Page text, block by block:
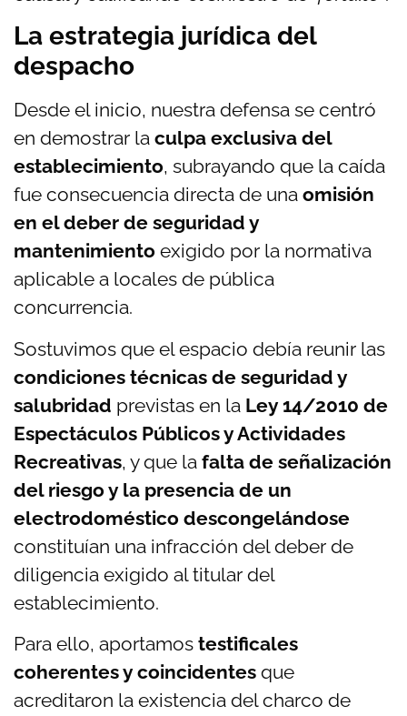
La estrategia jurídica del
despacho
Desde el inicio, nuestra defensa se centró
en demostrar la culpa exclusiva del
establecimiento, subrayando que la caída
fue consecuencia directa de una omisión
en el deber de seguridad y
mantenimiento exigido por la normativa
aplicable a locales de pública
concurrencia.
Sostuvimos que el espacio debía reunir las
condiciones técnicas de seguridad y
salubridad previstas en la Ley 14/2010 de
Espectáculos Públicos y Actividades
Recreativas, y que la falta de señalización
del riesgo y la presencia de un
electrodoméstico descongelándose
constituían una infracción del deber de
diligencia exigido al titular del
establecimiento.
Para ello, aportamos testificales
coherentes y coincidentes que
acreditaron la existencia del charco de